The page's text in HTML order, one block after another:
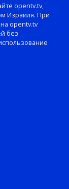
opentv.tv,
Израиля. При
opentv.tv
без